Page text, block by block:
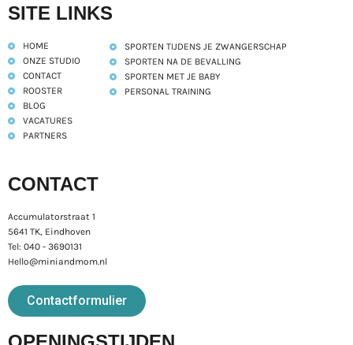
SITE LINKS
HOME
ONZE STUDIO
CONTACT
ROOSTER
BLOG
VACATURES
PARTNERS
SPORTEN TIJDENS JE ZWANGERSCHAP
SPORTEN NA DE BEVALLING
SPORTEN MET JE BABY
PERSONAL TRAINING
CONTACT
Accumulatorstraat 1
5641 TK, Eindhoven
Tel: 040 - 3690131
Hello@miniandmom.nl
Contactformulier